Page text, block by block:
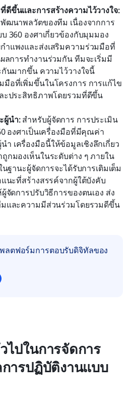
ขึ้นและการสร้างความไว้วางใจ:
ฒนาพลวัตของทีม เนื่องจากการ
360 องศาเกี่ยวข้องกับมุมมอง
ำแพงและส่งเสริมความร่วมมือที่
ลการทำงานร่วมกัน ทีมจะเริ่มมี
นมากขึ้น ความไว้วางใจนี้
มือที่เพิ่มขึ้นในโครงการ การแก้ไข
ะประสิทธิภาพโดยรวมที่ดีขึ้น
ผู้นำ: สำหรับผู้จัดการ การประเมิน
องศาเป็นเครื่องมือที่มีคุณค่า
เครื่องมือนี้ให้ข้อมูลเชิงลึกเกี่ยว
กมองเห็นในระดับต่าง ๆ ภายใน
ฐานะผู้จัดการจะได้รับการเติมเต็ม
นะที่สร้างสรรค์จากผู้ใต้บังคับ
จัดการปรับวิธีการของตนเอง ส่ง
และความมีส่วนร่วมโดยรวมดีขึ้น
ลตฟอร์มการตอบรับดิจิทัลของ
ไปในการจัดการ
ารปฏิบัติงานแบบ